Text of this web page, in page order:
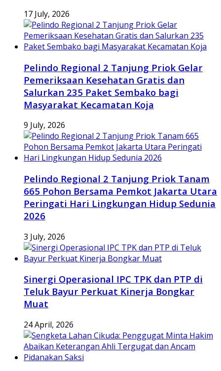
17 July, 2026
Pelindo Regional 2 Tanjung Priok Gelar
Pemeriksaan Kesehatan Gratis dan
Salurkan 235 Paket Sembako bagi
Masyarakat Kecamatan Koja
9 July, 2026
Pelindo Regional 2 Tanjung Priok Tanam
665 Pohon Bersama Pemkot Jakarta Utara
Peringati Hari Lingkungan Hidup Sedunia
2026
3 July, 2026
Sinergi Operasional IPC TPK dan PTP di
Teluk Bayur Perkuat Kinerja Bongkar
Muat
24 April, 2026